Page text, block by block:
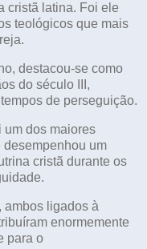
cristã latina. Foi ele
teológicos que mais
destacou-se como
do século III,
de perseguição.
um dos maiores
um
cristã durante os
ambos ligados à
enormemente
para o